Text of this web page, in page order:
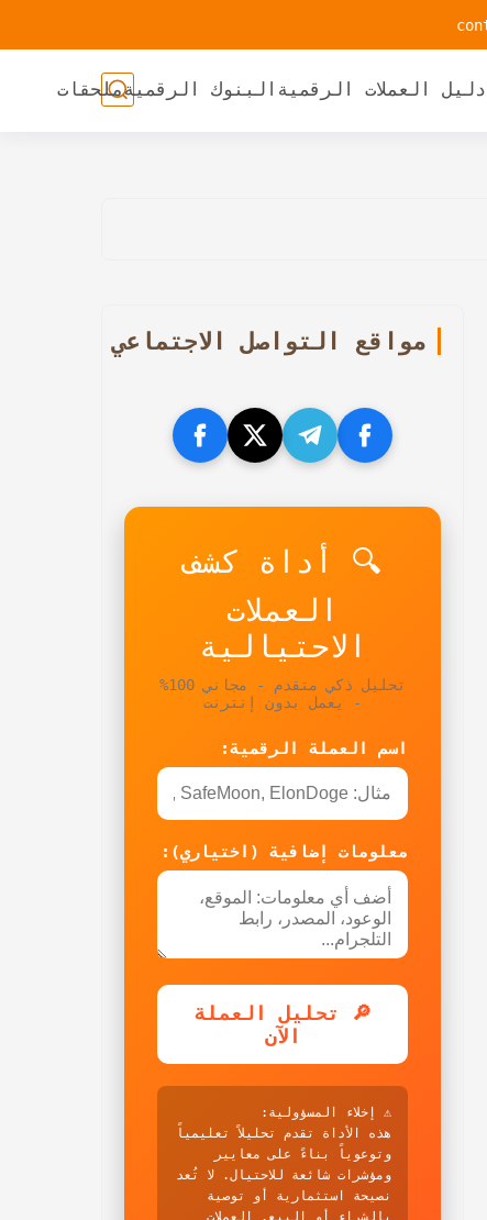
دليل العملات الرقمية البنوك الرقميةملحقات
مواقع التواصل الاجتماعي
🔍 أداة كشف
العملات
الاحتيالية
تحليل ذكي متقدم - مجاني 100%
- يعمل بدون إنترنت
اسم العملة الرقمية:
معلومات إضافية (اختياري):
🔎 تحليل العملة
الآن
⚠️ إخلاء المسؤولية:
هذه الأداة تقدم تحليلاً تعليمياً
وتوعوياً بناءً على معايير
ومؤشرات شائعة للاحتيال. لا تُعد
نصيحة استثمارية أو توصية
بالشراء أو البيع. العملات